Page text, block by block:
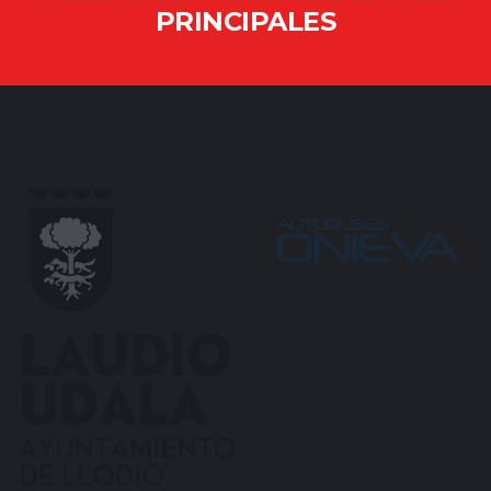
PRINCIPALES